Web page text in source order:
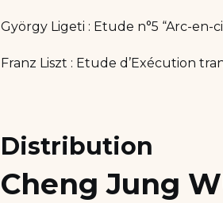
György Ligeti : Etude n°5 “Arc-en-
Franz Liszt : Etude d’Exécution
Distribution
Cheng Jung